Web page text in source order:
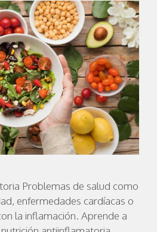
Problemas de salud como
enfermedades cardíacas o
la inflamación. Aprende a